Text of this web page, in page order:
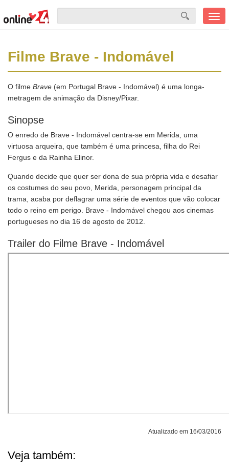
Filme Brave - Indomável
O filme Brave (em Portugal Brave - Indomável) é uma longa-
metragem de animação da Disney/Pixar.
Sinopse
O enredo de Brave - Indomável centra-se em Merida, uma
virtuosa arqueira, que também é uma princesa, filha do Rei
Fergus e da Rainha Elinor.
Quando decide que quer ser dona de sua própria vida e desafiar
os costumes do seu povo, Merida, personagem principal da
trama, acaba por deflagrar uma série de eventos que vão colocar
todo o reino em perigo. Brave - Indomável chegou aos cinemas
portugueses no dia 16 de agosto de 2012.
Trailer do Filme Brave - Indomável
Atualizado em 16/03/2016
Veja também: